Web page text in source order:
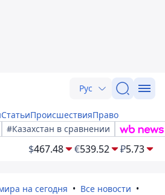
Рус
СтатьиПроисшествияПраво
#Казахстан в сравнении
$467.48 €539.52 ₽5.73
на сегодня
Все новости